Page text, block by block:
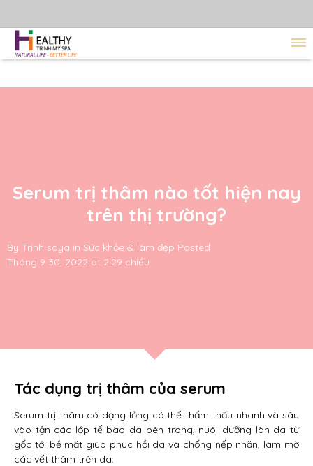
Serum trị thâm nào tốt hiện nay
trên thị trường?
By Trinh saya in Sức khỏe & làm đẹp Posted
Tháng 9 30, 2022 at 2:29 chiều
Tác dụng trị thâm của serum
Serum trị thâm có dạng lỏng có thể thẩm thấu nhanh và sâu
vào tận các lớp tế bào da bên trong, nuôi dưỡng làn da từ
gốc tới bề mặt giúp phục hồi da và chống nếp nhăn, làm mờ
các vết thâm trên da.